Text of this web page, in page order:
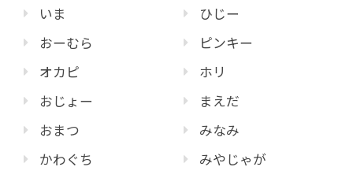
いま
おーむら
オカピ
おじょー
おまつ
かわぐち
ひじー
ピンキー
ホリ
まえだ
みなみ
みやじゃが